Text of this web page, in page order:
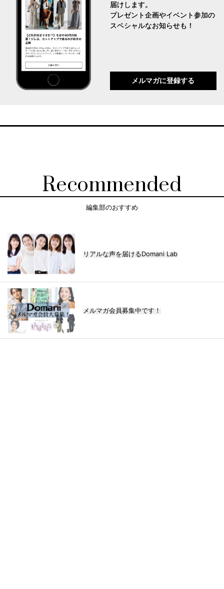
届けします。
プレゼント企画やイベント参加の
スペシャルなお知らせも！
メルマガに登録する
Recommended
編集部のおすすめ
リアルな声を届けるDomani Lab
メルマガ会員募集中です！